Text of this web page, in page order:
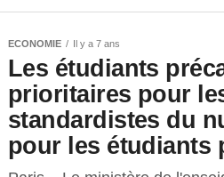
ECONOMIE Il y a 7 ans
Les étudiants
prioritaires pour
standardistes du
pour les étudiants